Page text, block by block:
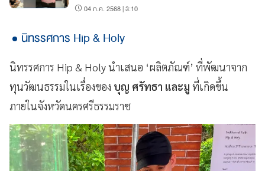
04 ก.ค. 2568 | 3:10
นิทรรศการ Hip & Holy
นิทรรศการ Hip & Holy นำเสนอ ‘ผลิตภัณฑ์’ ที่พัฒนาจาก
ทุนวัฒนธรรมในเรื่องของ บุญ ศรัทธา และมู ที่เกิดขึ้น
ภายในจังหวัดนครศรีธรรมราช